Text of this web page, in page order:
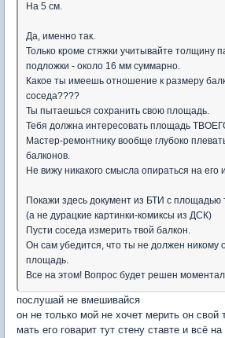
На 5 см.
Да, именно так.
Только кроме стяжки учитывайте толщину
подложки - около 16 мм суммарно.
Какое ты имеешь отношение к размеру
соседа????
Ты пытаешься сохранить свою площадь.
Тебя должна интересовать площадь
Мастер-ремонтнику вообще глубоко
балконов.
Не вижу никакого смысла опираться на его
Покажи здесь документ из БТИ с площадью
(а не дурацкие картинки-комиксы из ДСК)
Пусти соседа измерить твой балкон.
Он сам убедится, что ты не должен никому
площадь.
Все на этом! Вопрос будет решен
послушай не вмешивайся
он не только мой не хочет мерить он свой
мать его говарит тут стену ставте и всё